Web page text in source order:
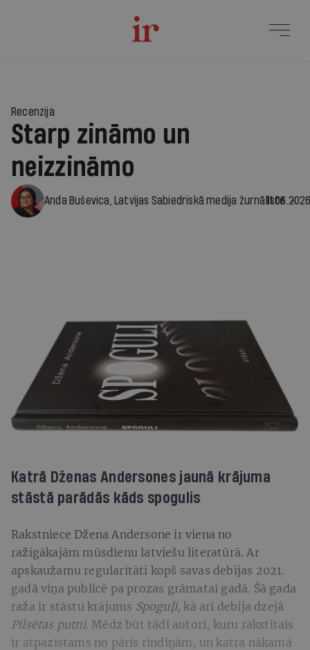
Recenzija
Starp zināmo un
neizzināmo
Anda Buševica, Latvijas Sabiedriskā medija žurnāliste
Katrā Dženas Andersones jaunā krājuma
stāstā parādās kāds spogulis
Rakstniece Džena Andersone ir viena no
ražīgākajām mūsdienu latviešu literatūrā. Ar
apskaužamu regularitāti kopš savas debijas 2021.
gadā viņa publicē pa prozas grāmatai gadā. Šā gada
raža ir stāstu krājums Spoguļi, kā arī debija dzejā
Pilsētas putni. Mēdz būt tādi autori, kuru rakstītais
ir atpazīstams no pāris rindiņām, un katra nākamā